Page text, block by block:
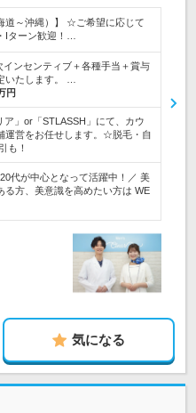
道～沖縄）】 ☆ご希望に応じて
Iターン歓迎！…
ンセンティブ＋各種手当＋賞与
いたします。 …
円
ア」or「STLASSH」にて、カウ
運営をお任せします。☆脱毛・自
も！
代が中心となって活躍中！／ 美
る方、美意識を高めたい方は WE
気になる